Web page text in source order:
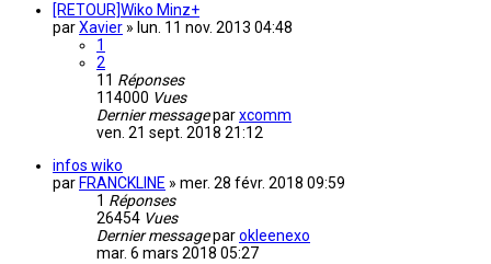
[RETOUR]Wiko Minz+
parXavier » lun. 11 nov. 2013 04:48
1
2
11 Réponses
114000 Vues
Dernier messageparxcomm
ven. 21 sept. 2018 21:12
infos wiko
par FRANCKLINE » mer. 28 févr. 2018 09:59
1 Réponses
26454 Vues
Dernier messageparokleenexo
mar. 6 mars 2018 05:27